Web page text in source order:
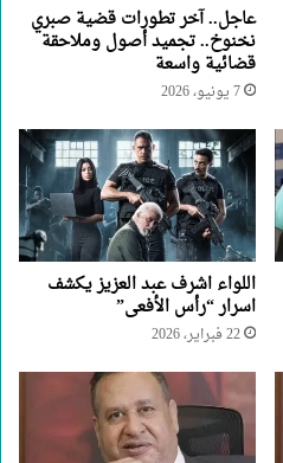
عاجل.. آخر تطورات قضية صبري
نخنوخ.. تجميد أصول وملاحقة
قضائية واسعة
7 يونيو، 2026
اللواء اشرف عبد العزيز يكشف
اسرار “رأس الأفعى”
22 فبراير، 2026